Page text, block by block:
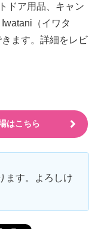
ドア用品、キャン
（イワタ
ます。詳細をレビ
はこちら
ます。よろしけ